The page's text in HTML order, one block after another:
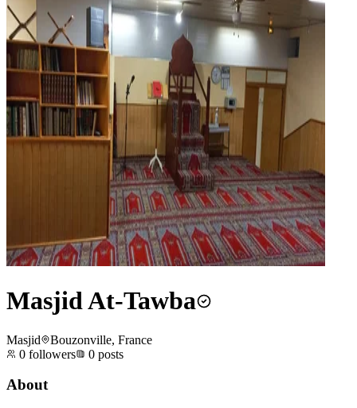
Masjid At-Tawba
Masjid
Bouzonville, France
0 followers 0 posts
About